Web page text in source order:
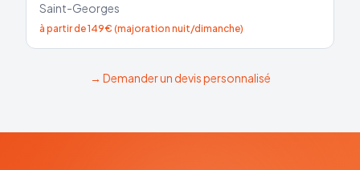
Saint-Georges
à partir de 149€ (majoration nuit/dimanche)
→ Demander un devis personnalisé